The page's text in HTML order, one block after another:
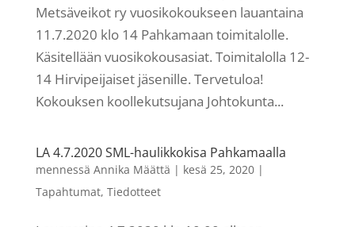
Metsäveikot ry vuosikokoukseen lauantaina
11.7.2020 klo 14 Pahkamaan toimitalolle.
Käsitellään vuosikokousasiat. Toimitalolla 12-
14 Hirvipeijaiset jäsenille. Tervetuloa!
Kokouksen koollekutsujana Johtokunta...
LA 4.7.2020 SML-haulikkokisa Pahkamaalla
mennessä Annika Määttä | kesä 25, 2020|
Tapahtumat, Tiedotteet